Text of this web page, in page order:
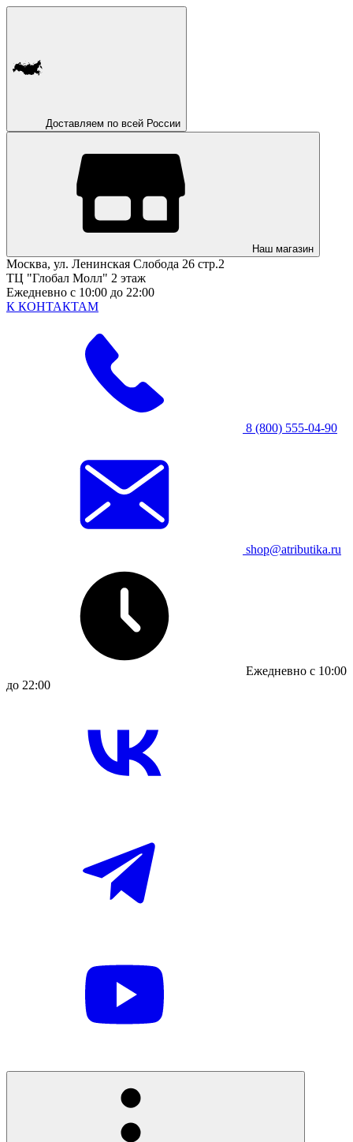
Доставляем по всей России
Наш магазин
Москва, ул. Ленинская Слобода 26 стр.2
ТЦ "Глобал Молл" 2 этаж
Ежедневно с 10:00 до 22:00
К КОНТАКТАМ
8 (800) 555-04-90
shop@atributika.ru
Ежедневно с 10:00
до 22:00